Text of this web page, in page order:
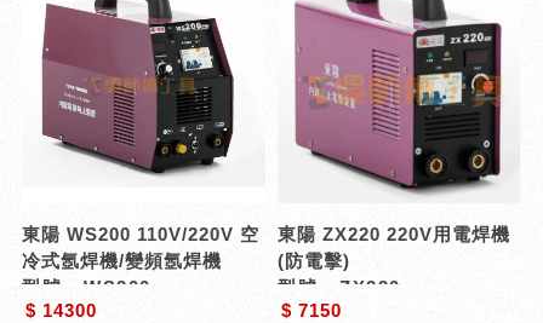
東陽 WS200 110V/220V 空
冷式氬焊機/變頻氬焊機
型號 : WS200
$ 14300
東陽 ZX220 220V用電焊機
(防電擊)
型號 : ZX220
$ 7150